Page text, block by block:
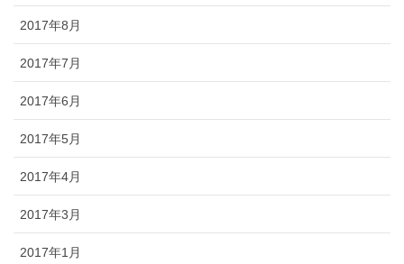
2017年8月
2017年7月
2017年6月
2017年5月
2017年4月
2017年3月
2017年1月